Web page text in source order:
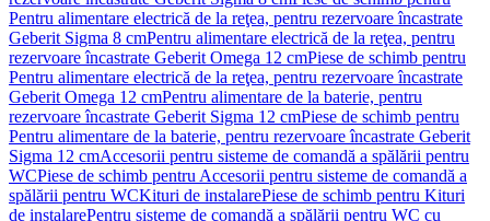
Pentru alimentare electrică de la reţea, pentru rezervoare încastrate
Geberit Sigma 8 cmPentru alimentare electrică de la reţea, pentru
rezervoare încastrate Geberit Omega 12 cmPiese de schimb pentru
Pentru alimentare electrică de la reţea, pentru rezervoare încastrate
Geberit Omega 12 cmPentru alimentare de la baterie, pentru
rezervoare încastrate Geberit Sigma 12 cmPiese de schimb pentru
Pentru alimentare de la baterie, pentru rezervoare încastrate Geberit
Sigma 12 cmAccesorii pentru sisteme de comandă a spălării pentru
WCPiese de schimb pentru Accesorii pentru sisteme de comandă a
spălării pentru WCKituri de instalarePiese de schimb pentru Kituri
de instalarePentru sisteme de comandă a spălării pentru WC cu